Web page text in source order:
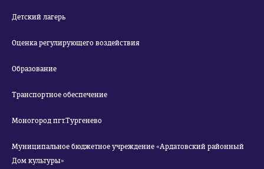
Детский лагерь
Оценка регулирующего воздействия
Образование
Транспортное обеспечение
Моногород пгт.Тургенево
Муниципальное бюджетное учреждение «Ардатовский районный
Дом культуры»